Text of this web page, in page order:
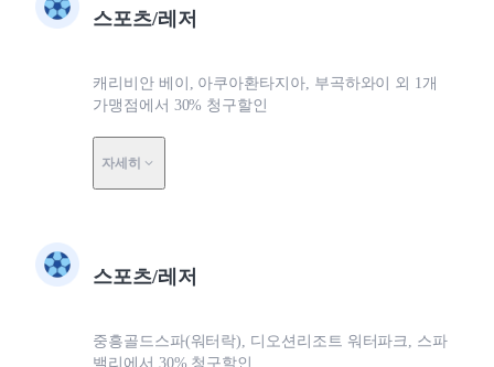
스포츠/레저
캐리비안 베이, 아쿠아환타지아, 부곡하와이 외 1개
가맹점에서 30% 청구할인
자세히
스포츠/레저
중흥골드스파(워터락), 디오션리조트 워터파크, 스파
밸리에서 30% 청구할인